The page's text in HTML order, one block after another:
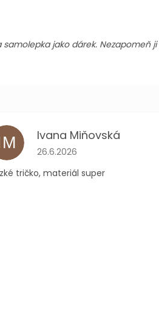
jako dárek. Nezapomeň
Ivana Miňovská
Hodnocení obchodu je 5 z 5
26.6.2026
tričko, materiál super